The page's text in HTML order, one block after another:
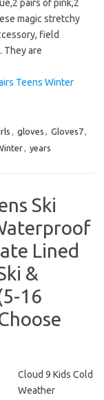
pairs of pink,2
magic stretchy
field
They are
Teens Winter
, gloves , Gloves7,
, years
Ski
Lined
&
16
Cloud 9 Kids Cold
Weather